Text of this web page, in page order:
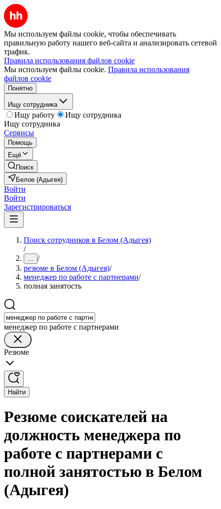
Мы используем файлы cookie, чтобы обеспечивать
правильную работу нашего веб-сайта и анализировать сетевой
трафик.
Правила использования файлов cookie
Мы используем файлы cookie. Правила использования
файлов cookie
Понятно
Ищу сотрудника
Ищу работу
Ищу сотрудника
Ищу сотрудника
Сервисы
Помощь
Ещё
Поиск
Белое (Адыгея)
Войти
Войти
Зарегистрироваться
Поиск сотрудников в Белом (Адыгея)
/
... /
резюме в Белом (Адыгея)/
менеджер по работе с партнерами/
полная занятость
менеджер по работе с партнерами
Резюме
Найти
Резюме соискателей на
должность менеджера по
работе с партнерами с
полной занятостью в Белом
(Адыгея)